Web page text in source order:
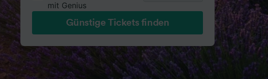
mit Genius
Günstige Tickets finden